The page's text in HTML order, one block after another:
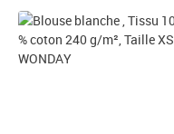
Prix 18,09€